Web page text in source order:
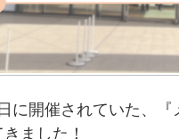
に開催されていた、
ました！